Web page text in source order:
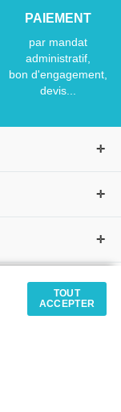
PAIEMENT
par mandat
administratif,
bon d'engagement,
devis...
TOUT
ACCEPTER